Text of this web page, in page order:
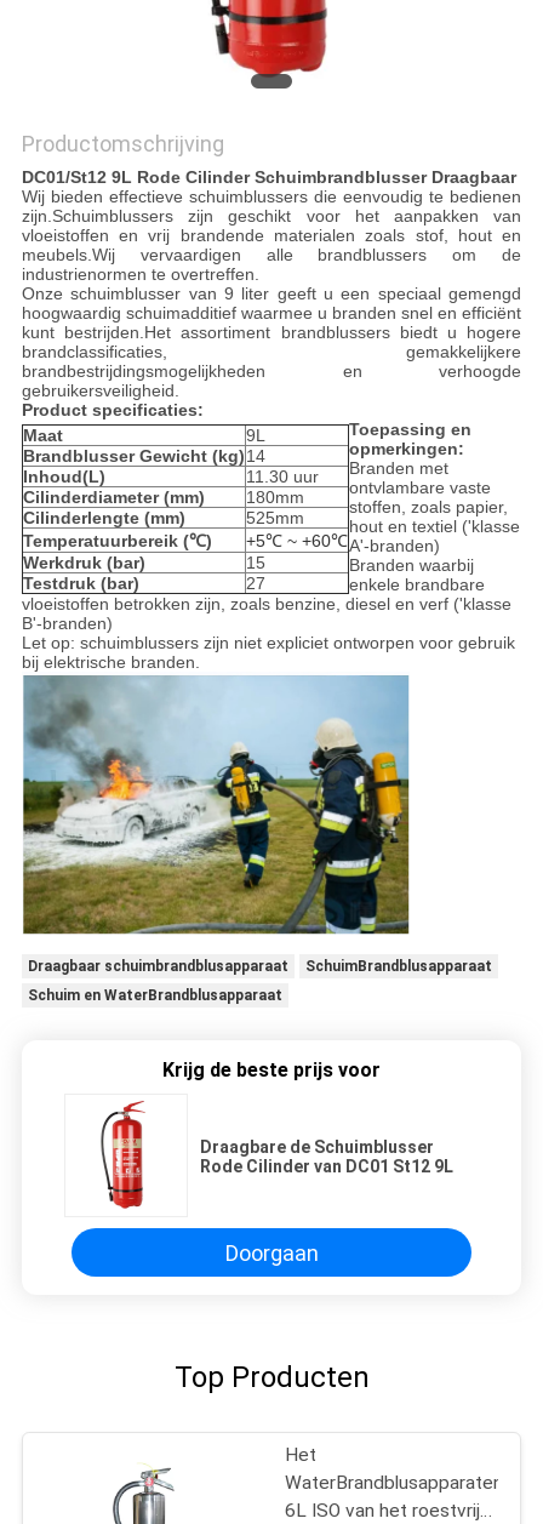
Productomschrijving
DC01/St12 9L Rode Cilinder Schuimbrandblusser Draagbaar
Wij bieden effectieve schuimblussers die eenvoudig te bedienen
zijn.Schuimblussers zijn geschikt voor het aanpakken van
vloeistoffen en vrij brandende materialen zoals stof, hout en
meubels.Wij vervaardigen alle brandblussers om de
industrienormen te overtreffen.
Onze schuimblusser van 9 liter geeft u een speciaal gemengd
hoogwaardig schuimadditief waarmee u branden snel en efficiënt
kunt bestrijden.Het assortiment brandblussers biedt u hogere
brandclassificaties, gemakkelijkere
brandbestrijdingsmogelijkheden en verhoogde
gebruikersveiligheid.
Product specificaties:
Maat
9L
Brandblusser Gewicht (kg)14
Inhoud(L)
11.30 uur
Cilinderdiameter (mm)
180mm
Cilinderlengte (mm)
525mm
Temperatuurbereik (℃)
+5℃ ~ +60℃
Werkdruk (bar)
15
Testdruk (bar)
27
Toepassing en
opmerkingen:
Branden met
ontvlambare vaste
stoffen, zoals papier,
hout en textiel ('klasse
A'-branden)
Branden waarbij
enkele brandbare
vloeistoffen betrokken zijn, zoals benzine, diesel en verf ('klasse
B'-branden)
Let op: schuimblussers zijn niet expliciet ontworpen voor gebruik
bij elektrische branden.
Draagbaar schuimbrandblusapparaat
SchuimBrandblusapparaat
Schuim en WaterBrandblusapparaat
Krijg de beste prijs voor
Draagbare de Schuimblusser
Rode Cilinder van DC01 St12 9L
Doorgaan
Top Producten
Het
WaterBrandblusapparaten
6L ISO van het roestvrij